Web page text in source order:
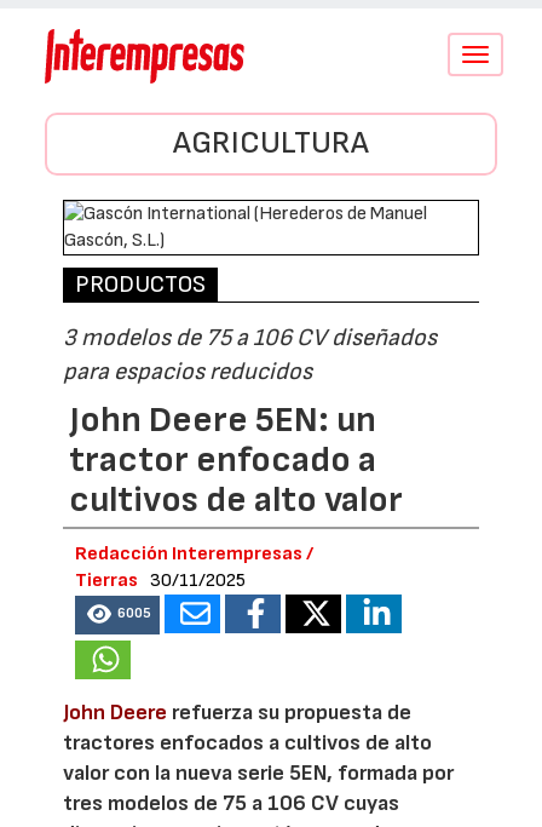
Conmutar
AGRICULTURA
PRODUCTOS
3 modelos de 75 a 106 CV diseñados
para espacios reducidos
John Deere 5EN: un
tractor enfocado a
cultivos de alto valor
Redacción Interempresas /
Tierras
30/11/2025
6005
John Deere refuerza su propuesta de
tractores enfocados a cultivos de alto
valor con la nueva serie 5EN, formada por
tres modelos de 75 a 106 CV cuyas